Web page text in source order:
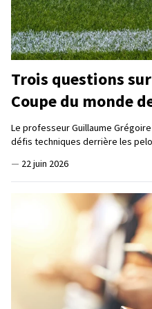
Trois questions
Coupe du monde
Le professeur Guillaume
défis techniques derrière les
— 22 juin 2026